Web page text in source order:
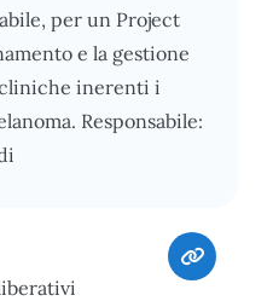
per un Project
e la gestione
inerenti i
Responsabile: